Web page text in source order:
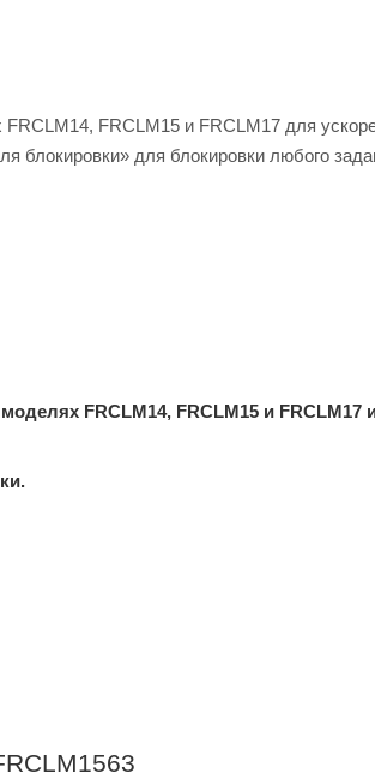
FRCLM15 и FRCLM17 для
блокировки» для блокировки любого
FRCLM14, FRCLM15 и FRCLM17